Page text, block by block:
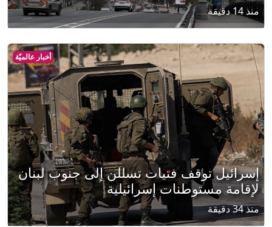
منذ 14 دقيقة
أخبار عالميّة
إسرائيل توقف فتيات تسللن إلى جنوب لبنان
لإقامة مستوطنات إسرائيلية
منذ 34 دقيقة